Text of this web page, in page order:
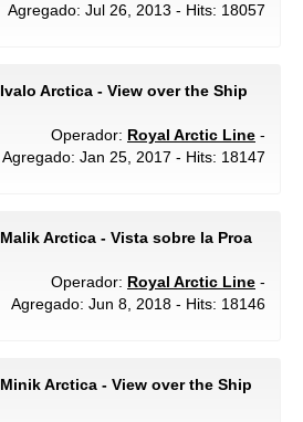
Agregado: Jul 26, 2013 - Hits: 18057
Ivalo Arctica - View over the Ship
Operador: Royal Arctic Line -
Agregado: Jan 25, 2017 - Hits: 18147
Malik Arctica - Vista sobre la Proa
Operador: Royal Arctic Line -
Agregado: Jun 8, 2018 - Hits: 18146
Minik Arctica - View over the Ship